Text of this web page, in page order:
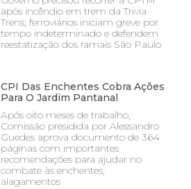
após incêndio em trem da Trivia
Trens; ferroviários iniciam greve por
tempo indeterminado e defendem
reestatização dos ramais São Paulo
CPI Das Enchentes Cobra Ações
Para O Jardim Pantanal
Após oito meses de trabalho,
Comissão presidida por Alessandro
Guedes aprova documento de 364
páginas com importantes
recomendações para ajudar no
combate às enchentes,
alagamentos